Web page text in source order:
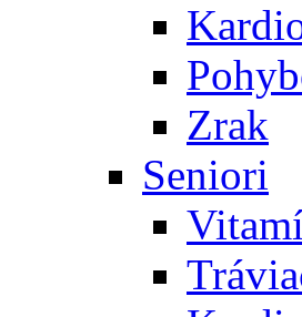
Zrak
Seniori